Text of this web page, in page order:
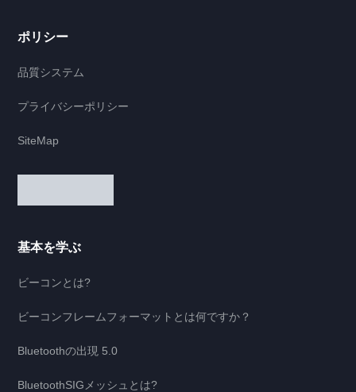
ポリシー
品質システム
プライバシーポリシー
SiteMap
基本を学ぶ
ビーコンとは?
ビーコンフレームフォーマットとは何ですか？
Bluetoothの出現 5.0
BluetoothSIGメッシュとは?